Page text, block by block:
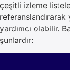
çeşitli izleme
yardımcı olabilir.
şunlardır: